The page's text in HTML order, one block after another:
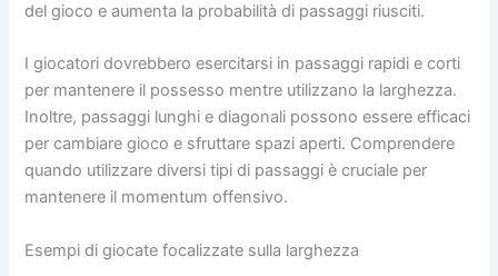
del gioco e aumenta la probabilità di passaggi riusciti.
I giocatori dovrebbero esercitarsi in passaggi rapidi e corti
per mantenere il possesso mentre utilizzano la larghezza.
Inoltre, passaggi lunghi e diagonali possono essere efficaci
per cambiare gioco e sfruttare spazi aperti. Comprendere
quando utilizzare diversi tipi di passaggi è cruciale per
mantenere il momentum offensivo.
Esempi di giocate focalizzate sulla larghezza